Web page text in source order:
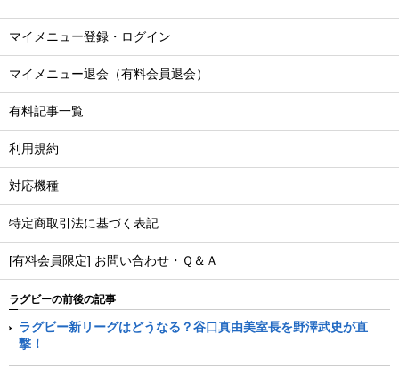
マイメニュー登録・ログイン
マイメニュー退会（有料会員退会）
有料記事一覧
利用規約
対応機種
特定商取引法に基づく表記
[有料会員限定] お問い合わせ・Ｑ＆Ａ
ラグビーの前後の記事
ラグビー新リーグはどうなる？谷口真由美室長を野澤武史が直
撃！